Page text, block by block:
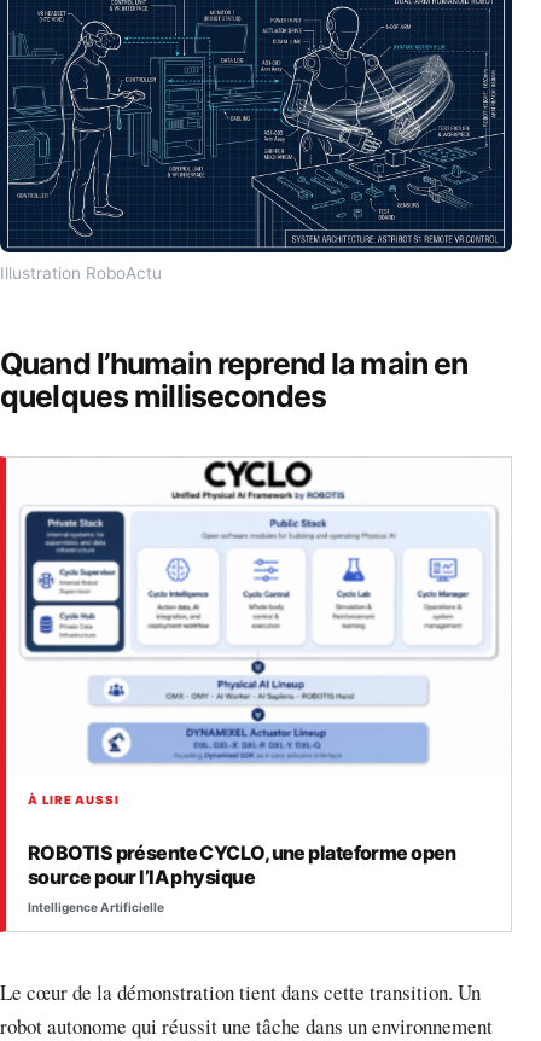
Illustration RoboActu
Quand l’humain reprend la main en
quelques millisecondes
À LIRE AUSSI
ROBOTIS présente CYCLO, une plateforme open
source pour l’IA physique
Intelligence Artificielle
Le cœur de la démonstration tient dans cette transition. Un
robot autonome qui réussit une tâche dans un environnement